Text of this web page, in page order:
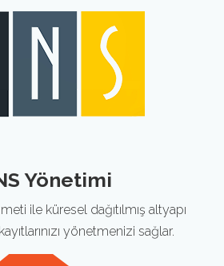
Yönetimi
ile küresel dağıtılmış altyapı
yönetmenizi sağlar.